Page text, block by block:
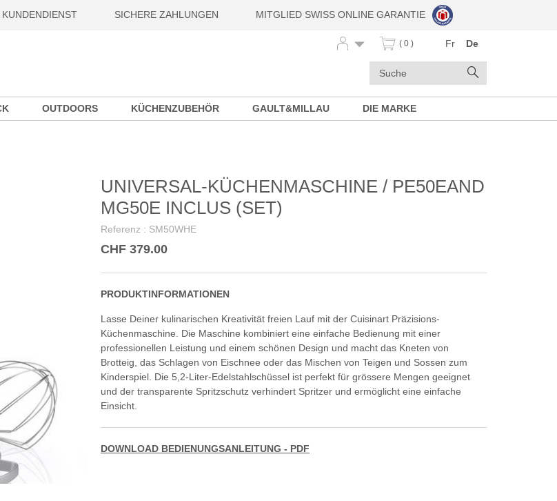
SICHERE ZAHLUNGEN MITGLIED SWISS ONLINE GARANTIE
Stichwörter
( 0 ) Fr De
OUTDOORS KÜCHENZUBEHÖR GAULT&MILLAU DIE MARKE
UNIVERSAL-KÜCHENMASCHINE / PE50EAND
MG50E INCLUS (SET)
Referenz : SM50WHE
CHF 379.00
PRODUKTINFORMATIONEN
Lasse Deiner kulinarischen Kreativität freien Lauf mit der Cuisinart Präzisions-
Küchenmaschine. Die Maschine kombiniert eine einfache Bedienung mit einer
professionellen Leistung und einem schönen Design und macht das Kneten von
Brotteig, das Schlagen von Eischnee oder das Mischen von Teigen und Sossen zum
Kinderspiel. Die 5,2-Liter-Edelstahlschüssel ist perfekt für grössere Mengen geeignet
und der transparente Spritzschutz verhindert Spritzer und ermöglicht eine einfache
Einsicht.
DOWNLOAD BEDIENUNGSANLEITUNG - PDF